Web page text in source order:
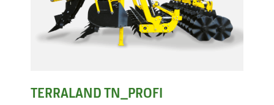
TERRALAND TN_PROFI